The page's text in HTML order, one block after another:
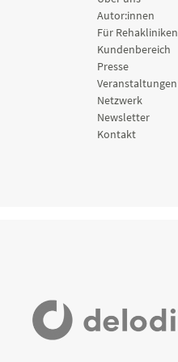
Autor:innen
Für Rehakliniken
Kundenbereich
Presse
Veranstaltungen
Netzwerk
Newsletter
Kontakt